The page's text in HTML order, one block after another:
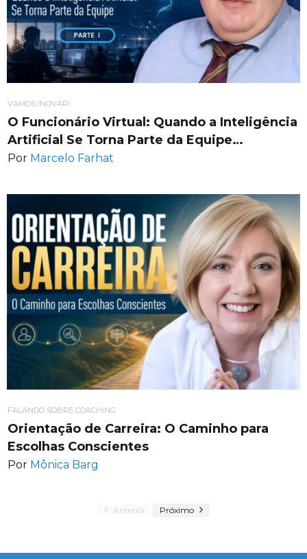
VAMOS INOVAR!
O Funcionário Virtual: Quando a Inteligência
Artificial Se Torna Parte da Equipe…
Por Marcelo Farhat
FALANDO SOBRE COACHING
Orientação de Carreira: O Caminho para
Escolhas Conscientes
Por Mônica Barg
Anterior Próximo